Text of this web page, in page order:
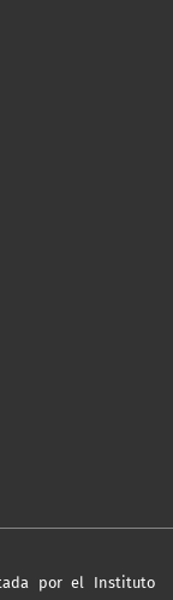
por el Instituto